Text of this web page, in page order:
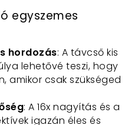
egyszemes
hordozás: A távcső kis
lehetővé teszi, hogy
amikor csak szükséged
: A 16x nagyítás és a
igazán éles és